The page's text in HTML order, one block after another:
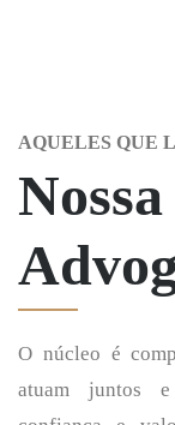
AQUELES QUE
O núcleo é
atuam juntos e